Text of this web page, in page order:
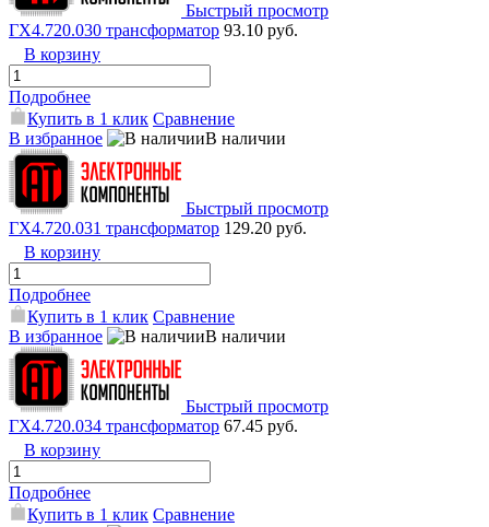
Быстрый просмотр
ГХ4.720.030 трансформатор 93.10 руб.
В корзину
Подробнее
Купить в 1 клик Сравнение
В избранное
В наличии
Быстрый просмотр
ГХ4.720.031 трансформатор 129.20 руб.
В корзину
Подробнее
Купить в 1 клик Сравнение
В избранное
В наличии
Быстрый просмотр
ГХ4.720.034 трансформатор 67.45 руб.
В корзину
Подробнее
Купить в 1 клик Сравнение